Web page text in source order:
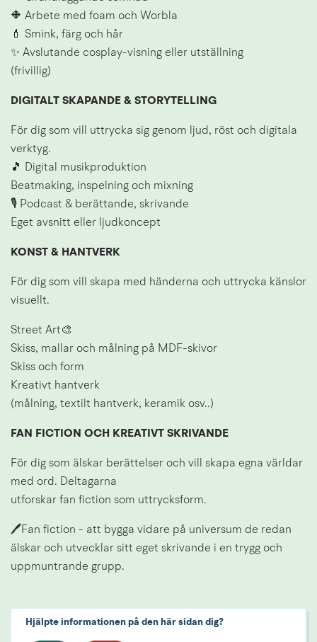
🔶 Arbete med foam och Worbla
💄 Smink, färg och hår
✨ Avslutande cosplay-visning eller utställning
(frivillig)
DIGITALT SKAPANDE & STORYTELLING
För dig som vill uttrycka sig genom ljud, röst och digitala
verktyg.
🎵 Digital musikproduktion
Beatmaking, inspelning och mixning
🎙 Podcast & berättande, skrivande
Eget avsnitt eller ljudkoncept
KONST & HANTVERK
För dig som vill skapa med händerna och uttrycka känslor
visuellt.
Street Art🎨
Skiss, mallar och målning på MDF-skivor
Skiss och form
Kreativt hantverk
(målning, textilt hantverk, keramik osv..)
FAN FICTION OCH KREATIVT SKRIVANDE
För dig som älskar berättelser och vill skapa egna världar
med ord. Deltagarna
utforskar fan fiction som uttrycksform.
🖊Fan fiction - att bygga vidare på universum de redan
älskar och utvecklar sitt eget skrivande i en trygg och
uppmuntrande grupp.
Hjälpte informationen på den här sidan dig?